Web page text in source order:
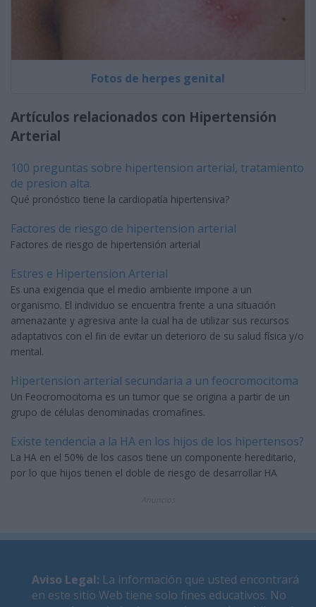
Fotos de herpes genital
Artículos relacionados con Hipertensión
Arterial
100 preguntas sobre hipertension arterial, tratamiento
de presion alta.
Qué pronóstico tiene la cardiopatía hipertensiva?
Factores de riesgo de hipertension arterial
Factores de riesgo de hipertensión arterial
Estres e Hipertension Arterial
Es una exigencia que el medio ambiente impone a un
organismo. El individuo se encuentra frente a una situación
amenazante y agresiva ante la cual ha de utilizar sus recursos
adaptativos con el fin de evitar un deterioro de su salud física y/o
mental.
Hipertension arterial secundaria a un feocromocitoma
Un Feocromocitoma es un tumor que se origina a partir de un
grupo de células denominadas cromafines.
Existe tendencia a la HA en los hijos de los hipertensos?
La HA en el 50% de los casos tiene un componente hereditario,
por lo que hijos tienen el doble de riesgo de desarrollar HA
Aviso Legal: La información que usted encontrará
en este sitio Web tiene solo fines educativos. No